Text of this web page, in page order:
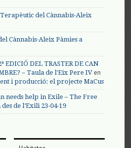
Terapèutic del Cànnabis-Aleix
Cànnabis-Aleix Pàmies a
EDICIÓ DEL TRASTER DE CAN
– Taula de l'Eix Pere IV en
i producció: el projecte MaCus
needs help in Exile – The Free
de l’Exili 23-04-19